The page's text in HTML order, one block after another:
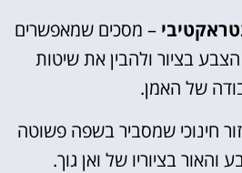
– מסכים שמאפשרים
בציור ולהבין את שיטות
של האמן.
חינוכי שמסביר בשפה פשוטה
בציוריו של ואן גוך.